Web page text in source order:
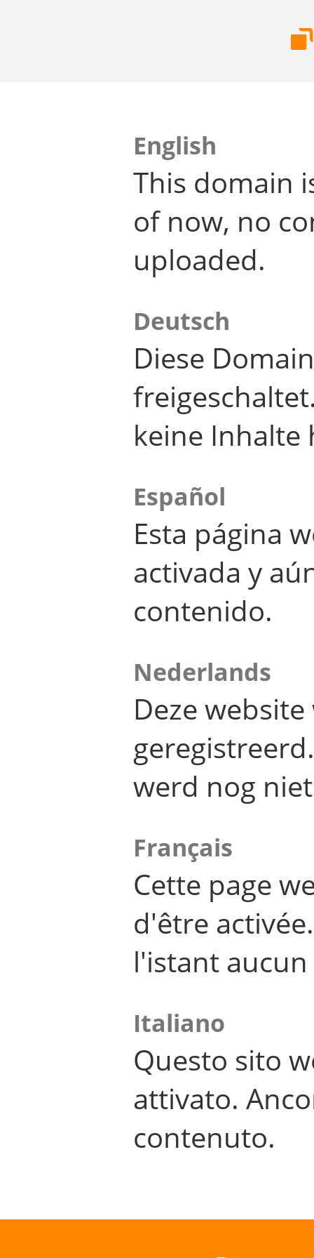
English
This domain
of now, no
uploaded.
Deutsch
Diese
keine Inhalte
Español
Esta página
activada y
contenido.
Nederlands
Deze
werd nog
Français
Cette page
d'être
l'istant
Italiano
Questo sito
attivato.
contenuto.